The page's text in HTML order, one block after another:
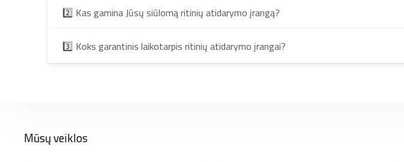
2️⃣ Kas gamina Jūsų siūlomą ritinių atidarymo įrangą?
3️⃣ Koks garantinis laikotarpis ritinių atidarymo įrangai?
Mūsų veiklos